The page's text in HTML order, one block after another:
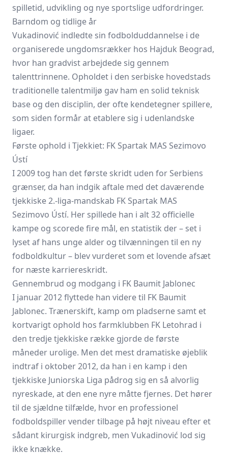
spilletid, udvikling og nye sportslige udfordringer.
Barndom og tidlige år
Vukadinović indledte sin fodbolduddannelse i de
organiserede ungdomsrækker hos Hajduk Beograd,
hvor han gradvist arbejdede sig gennem
talenttrinnene. Opholdet i den serbiske hovedstads
traditionelle talentmiljø gav ham en solid teknisk
base og den disciplin, der ofte kendetegner spillere,
som siden formår at etablere sig i udenlandske
ligaer.
Første ophold i Tjekkiet: FK Spartak MAS Sezimovo
Ústí
I 2009 tog han det første skridt uden for Serbiens
grænser, da han indgik aftale med det daværende
tjekkiske 2.-liga-mandskab FK Spartak MAS
Sezimovo Ústí. Her spillede han i alt 32 officielle
kampe og scorede fire mål, en statistik der – set i
lyset af hans unge alder og tilvænningen til en ny
fodboldkultur – blev vurderet som et lovende afsæt
for næste karriereskridt.
Gennembrud og modgang i FK Baumit Jablonec
I januar 2012 flyttede han videre til FK Baumit
Jablonec. Trænerskift, kamp om pladserne samt et
kortvarigt ophold hos farmklubben FK Letohrad i
den tredje tjekkiske række gjorde de første
måneder urolige. Men det mest dramatiske øjeblik
indtraf i oktober 2012, da han i en kamp i den
tjekkiske Juniorska Liga pådrog sig en så alvorlig
nyreskade, at den ene nyre måtte fjernes. Det hører
til de sjældne tilfælde, hvor en professionel
fodboldspiller vender tilbage på højt niveau efter et
sådant kirurgisk indgreb, men Vukadinović lod sig
ikke knække.